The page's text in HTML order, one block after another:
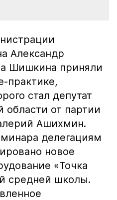
Александр
Шишкина приняли
практике,
стал депутат
от партии
Ашихмин.
делегациям
новое
«Точка
средней школы.